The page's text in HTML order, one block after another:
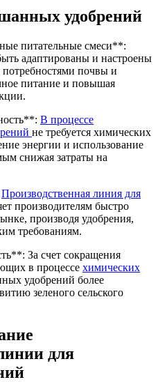
удобрений
питательные смеси**:
адаптированы и настроены
почвы и
питание и повышая
В процессе
не требуется химических
энергии и использование
снижая затраты на
Производственная линия для
производителям быстро
производя удобрения,
требованиям.
За счет сокращения
в процессе химических
удобрений более
зеленого сельского
для